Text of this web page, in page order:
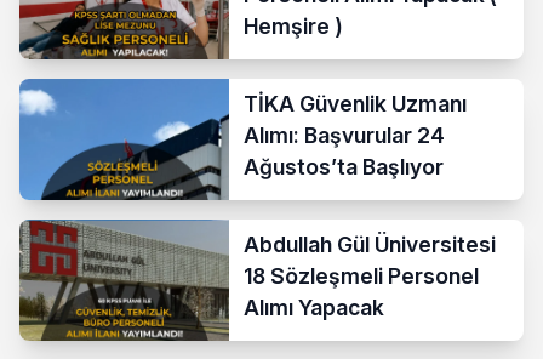
Hemşire )
TİKA Güvenlik Uzmanı
Alımı: Başvurular 24
Ağustos’ta Başlıyor
Abdullah Gül Üniversitesi
18 Sözleşmeli Personel
Alımı Yapacak